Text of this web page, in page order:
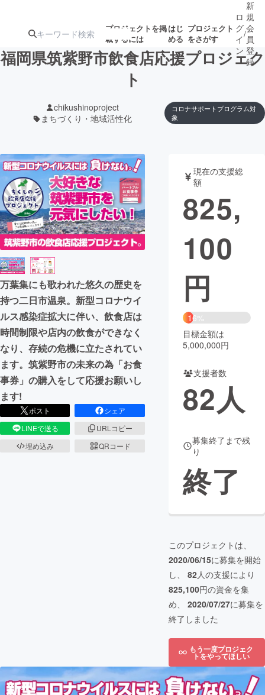
プロジェクトを掲
載するには
はじ
める
プロジェクト
をさがす
ターン
ジェクト
募集終了が近いプ
ロジェクト
もうすぐ公開
されます
アート・写真
テクノロジー・ガジェット
映像・映画 書籍・雑誌
チャレンジ
まちづくり・地域活性化
CAMPFIRE for Social Good
CAMPFIRE Creation
CAMPFIREふるさと納税 machi-ya コミュニティ
ロ
グ
イ
ン
/
新
規
会
員
登
録
福岡県筑紫野市飲食店応援プロジェク
ト
chikushinoproject
まちづくり・地域活性化
コロナサポートプログラム対
象
万葉集にも歌われた悠久の歴史を
持つ二日市温泉。新型コロナウイ
ルス感染症拡大に伴い、飲食店は
時間制限や店内の飲食ができなく
なり、存続の危機に立たされてい
ます。筑紫野市の未来の為「お食
事券」の購入をして応援お願いし
ます!
ポスト
シェア
LINEで送る
URLコピー
埋め込み
QRコード
現在の支援総
額
825,
100
円
16%
目標金額は
5,000,000円
支援者数
82人
募集終了まで残
り
終了
このプロジェクトは、
2020/06/15に募集を開始
し、 82人の支援により
825,100円の資金を集
め、 2020/07/27に募集を
終了しました
もう一度プロジェク
トをやってほしい